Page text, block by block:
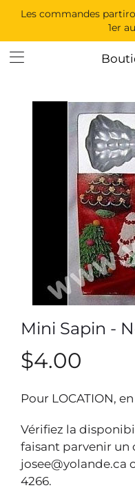
Les commandes
1er
Mini Sapin -
$4.00
Pour LOCATION,
Vérifiez la
faisant parvenir un
josee@yolande.ca
4266.